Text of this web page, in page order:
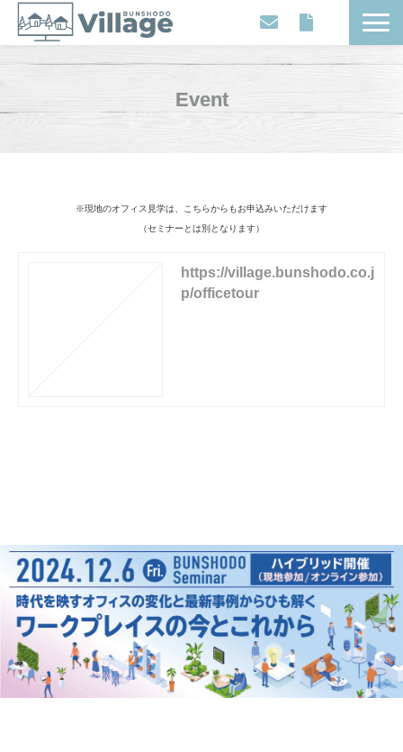
Workplaces
Movies
About
Event
※現地のオフィス見学は、こちらからもお申込みいただけます
（セミナーとは別となります）
https://village.bunshodo.co.j
p/officetour